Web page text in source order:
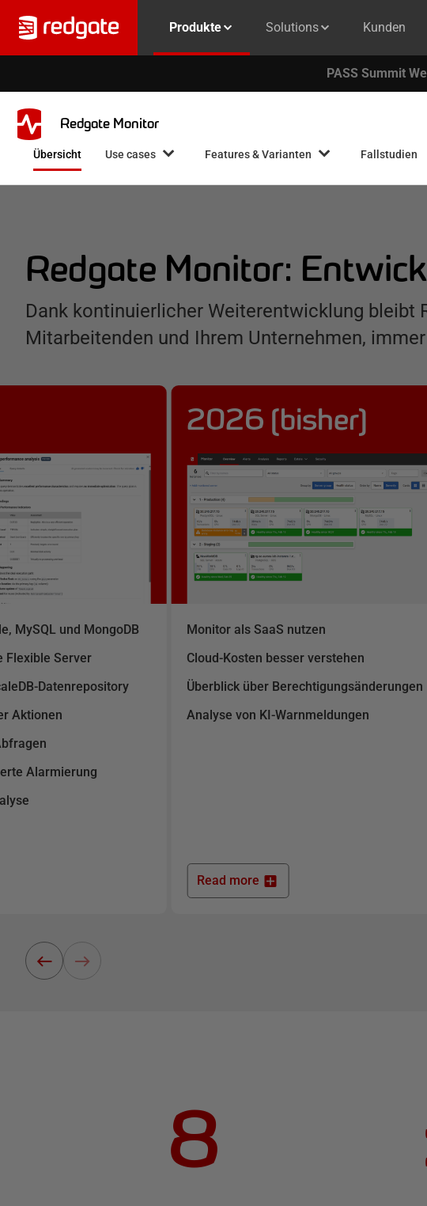
Produkte Solutions Kunden
PASS Summit
Redgate Monitor
Übersicht Use cases Features & Varianten Fallstudien
Redgate Monitor:
Dank kontinuierlicher Weiterentwicklung bleibt
Mitarbeitenden und Ihrem Unternehmen,
MySQL und MongoDB
Flexible Server
Datenrepository
Aktionen
Alarmierung
2026 (bisher)
Monitor als SaaS nutzen
Cloud-Kosten besser verstehen
Überblick über Berechtigungsänderungen
Analyse von KI-Warnmeldungen
Read more
8